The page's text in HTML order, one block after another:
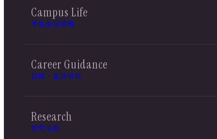
Campus Life
学生生活情報
Career Guidance
就職・進路情報
Research
研究活動